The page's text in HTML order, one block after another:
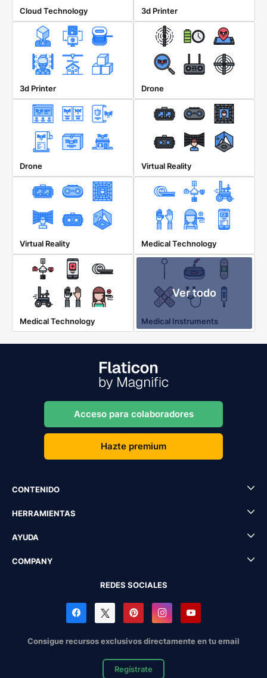
Cloud Technology 3d Printer
3d Printer Drone
Drone Virtual Reality
Virtual Reality Medical Technology
Medical Technology
Ver todo
Medical Instruments
Acceso para colaboradores
Hazte premium
CONTENIDO
HERRAMIENTAS
AYUDA
COMPANY
REDES SOCIALES
Consigue recursos exclusivos directamente en tu email
Regístrate